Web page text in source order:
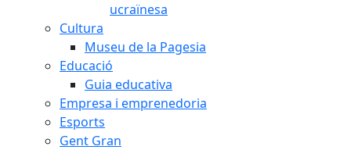
ucraïnesa
Cultura
Museu de la Pagesia
Educació
Guia educativa
Empresa i emprenedoria
Esports
Gent Gran